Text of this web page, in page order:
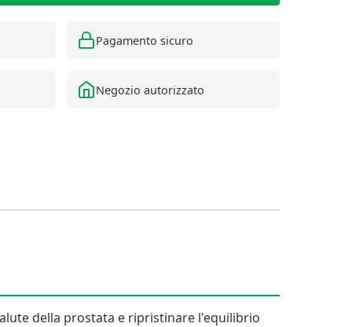
Pagamento sicuro
Negozio autorizzato
della prostata e ripristinare l'equilibrio